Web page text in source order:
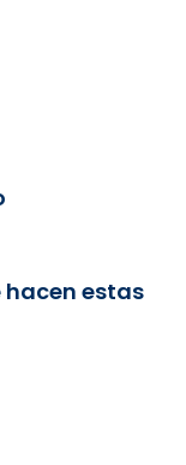
hacen estas